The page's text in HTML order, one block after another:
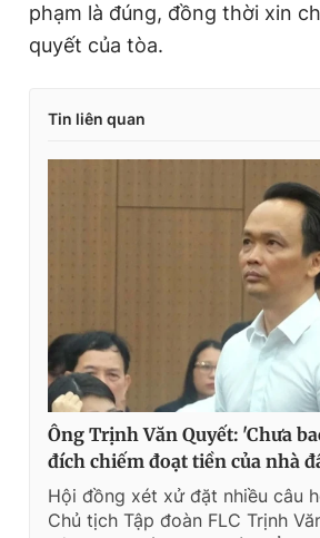
phạm là đúng, đồng thời xin
quyết của tòa.
Tin liên quan
Ông Trịnh Văn Quyết: 'Chưa
đích chiếm đoạt tiền của nhà
Hội đồng xét xử đặt nhiều câu
Chủ tịch Tập đoàn FLC Trịnh